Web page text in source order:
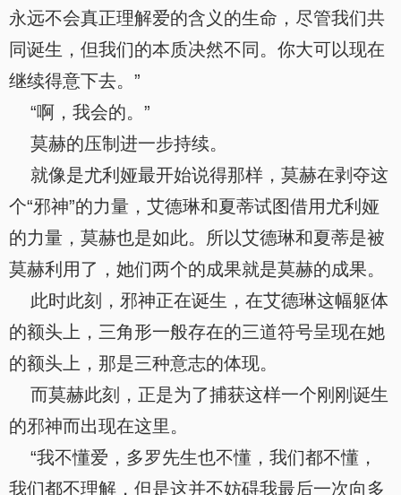
永远不会真正理解爱的含义的生命，尽管我们共
同诞生，但我们的本质决然不同。你大可以现在
继续得意下去。”
“啊，我会的。”
莫赫的压制进一步持续。
就像是尤利娅最开始说得那样，莫赫在剥夺这
个“邪神”的力量，艾德琳和夏蒂试图借用尤利娅
的力量，莫赫也是如此。所以艾德琳和夏蒂是被
莫赫利用了，她们两个的成果就是莫赫的成果。
此时此刻，邪神正在诞生，在艾德琳这幅躯体
的额头上，三角形一般存在的三道符号呈现在她
的额头上，那是三种意志的体现。
而莫赫此刻，正是为了捕获这样一个刚刚诞生
的邪神而出现在这里。
“我不懂爱，多罗先生也不懂，我们都不懂，
我们都不理解，但是这并不妨碍我最后一次向多